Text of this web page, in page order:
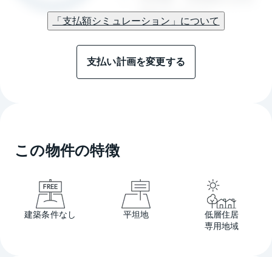
「支払額シミュレーション」について
支払い計画を変更する
この物件の特徴
建築条件なし 平坦地
低層住居
専用地域